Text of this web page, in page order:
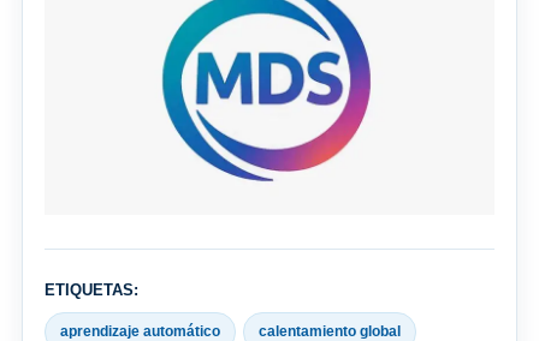
ETIQUETAS:
aprendizaje automático calentamiento global